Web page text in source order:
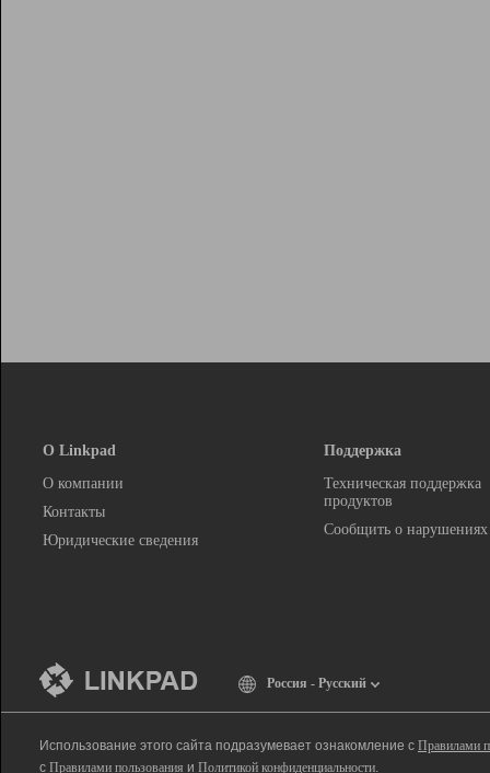
О Linkpad
О компании
Контакты
Юридические сведения
Поддержка
Техническая поддержка
продуктов
Сообщить о нарушениях
Россия - Русский
Использование этого сайта подразумевает ознакомление с Правилами
с Правилами пользования и Политикой конфиденциальности.